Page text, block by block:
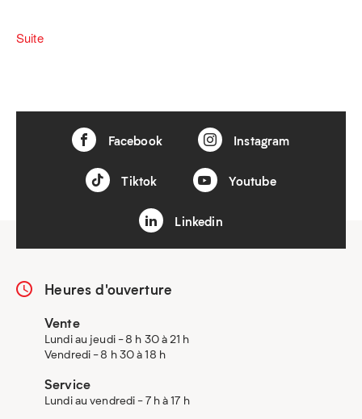
Suite
Facebook Instagram
Tiktok Youtube
Linkedin
Heures d'ouverture
Vente
Lundi au jeudi - 8 h 30 à 21 h
Vendredi - 8 h 30 à 18 h
Service
Lundi au vendredi - 7 h à 17 h